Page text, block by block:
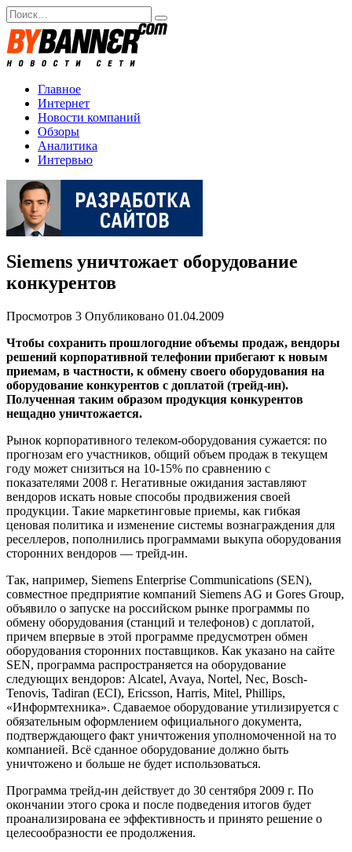
Перейти
к
содержанию
Search
for:
Главное
Интернет
Новости компаний
Обзоры
Аналитика
Интервью
Siemens уничтожает оборудование
конкурентов
Просмотров 3 Опубликовано 01.04.2009
Чтобы сохранить прошлогодние объемы продаж, вендоры
решений корпоративной телефонии прибегают к новым
приемам, в частности, к обмену своего оборудования на
оборудование конкурентов с доплатой (трейд-ин).
Полученная таким образом продукция конкурентов
нещадно уничтожается.
Рынок корпоративного телеком-оборудования сужается: по
прогнозам его участников, общий объем продаж в текущем
году может снизиться на 10-15% по сравнению с
показателями 2008 г. Негативные ожидания заставляют
вендоров искать новые способы продвижения своей
продукции. Такие маркетинговые приемы, как гибкая
ценовая политика и изменение системы вознаграждения для
реселлеров, пополнились программами выкупа оборудования
сторонних вендоров — трейд-ин.
Так, например, Siemens Enterprise Communications (SEN),
совместное предприятие компаний Siemens AG и Gores Group,
объявило о запуске на российском рынке программы по
обмену оборудования (станций и телефонов) с доплатой,
причем впервые в этой программе предусмотрен обмен
оборудования сторонних поставщиков. Как указано на сайте
SEN, программа распространяется на оборудование
следующих вендоров: Alcatel, Avaya, Nortel, Nec, Bosch-
Tenovis, Tadiran (ECI), Ericsson, Harris, Mitel, Phillips,
«Информтехника». Сдаваемое оборудование утилизируется с
обязательным оформлением официального документа,
подтверждающего факт уничтожения уполномоченной на то
компанией. Всё сданное оборудование должно быть
уничтожено и больше не будет использоваться.
Программа трейд-ин действует до 30 сентября 2009 г. По
окончании этого срока и после подведения итогов будет
проанализирована ее эффективность и принято решение о
целесообразности ее продолжения.